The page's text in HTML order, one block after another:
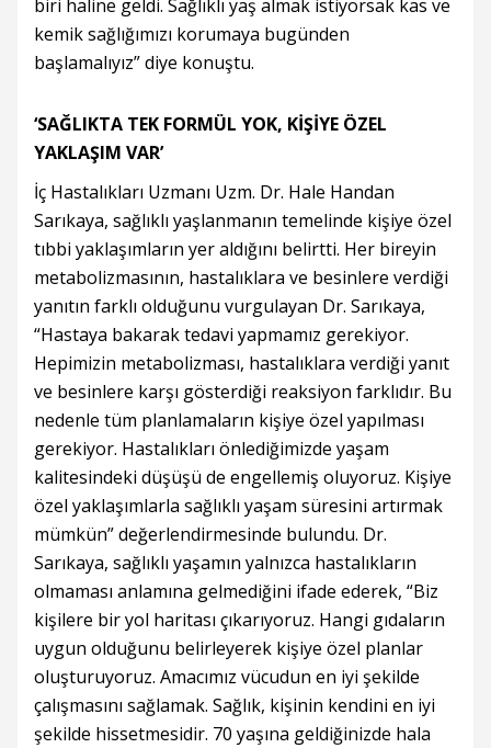
biri haline geldi. Sağlıklı yaş almak istiyorsak kas ve
kemik sağlığımızı korumaya bugünden
başlamalıyız” diye konuştu.
‘SAĞLIKTA TEK FORMÜL YOK, KİŞİYE ÖZEL
YAKLAŞIM VAR’
İç Hastalıkları Uzmanı Uzm. Dr. Hale Handan
Sarıkaya, sağlıklı yaşlanmanın temelinde kişiye özel
tıbbi yaklaşımların yer aldığını belirtti. Her bireyin
metabolizmasının, hastalıklara ve besinlere verdiği
yanıtın farklı olduğunu vurgulayan Dr. Sarıkaya,
“Hastaya bakarak tedavi yapmamız gerekiyor.
Hepimizin metabolizması, hastalıklara verdiği yanıt
ve besinlere karşı gösterdiği reaksiyon farklıdır. Bu
nedenle tüm planlamaların kişiye özel yapılması
gerekiyor. Hastalıkları önlediğimizde yaşam
kalitesindeki düşüşü de engellemiş oluyoruz. Kişiye
özel yaklaşımlarla sağlıklı yaşam süresini artırmak
mümkün” değerlendirmesinde bulundu. Dr.
Sarıkaya, sağlıklı yaşamın yalnızca hastalıkların
olmaması anlamına gelmediğini ifade ederek, “Biz
kişilere bir yol haritası çıkarıyoruz. Hangi gıdaların
uygun olduğunu belirleyerek kişiye özel planlar
oluşturuyoruz. Amacımız vücudun en iyi şekilde
çalışmasını sağlamak. Sağlık, kişinin kendini en iyi
şekilde hissetmesidir. 70 yaşına geldiğinizde hala